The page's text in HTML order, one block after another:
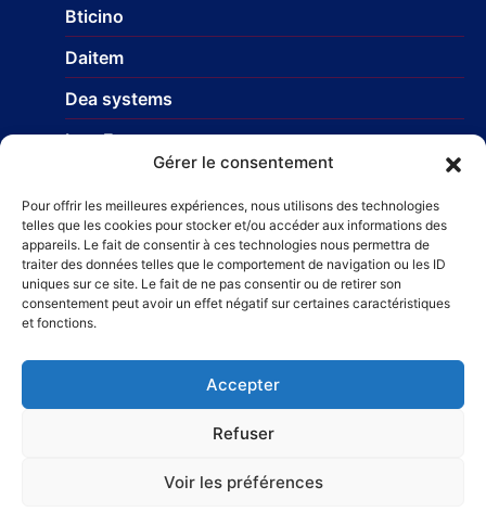
Gérer le consentement
Pour offrir les meilleures expériences, nous utilisons des technologies
telles que les cookies pour stocker et/ou accéder aux informations des
appareils. Le fait de consentir à ces technologies nous permettra de
traiter des données telles que le comportement de navigation ou les ID
uniques sur ce site. Le fait de ne pas consentir ou de retirer son
consentement peut avoir un effet négatif sur certaines caractéristiques
et fonctions.
Accepter
Refuser
Voir les préférences
Bticino
Daitem
Dea systems
Isea France
Profils-systemes
Réseau